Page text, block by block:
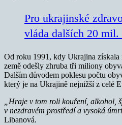
Pro ukrajinské
vláda dalších 20 mil.
Od roku 1991, kdy Ukrajina získala
země odešly zhruba tři miliony
Dalším důvodem poklesu počtu
který je na Ukrajině nejnižší z celé
„Hraje v tom roli kouření, alkohol,
v nezdravém prostředí a vysoká
Libanová.